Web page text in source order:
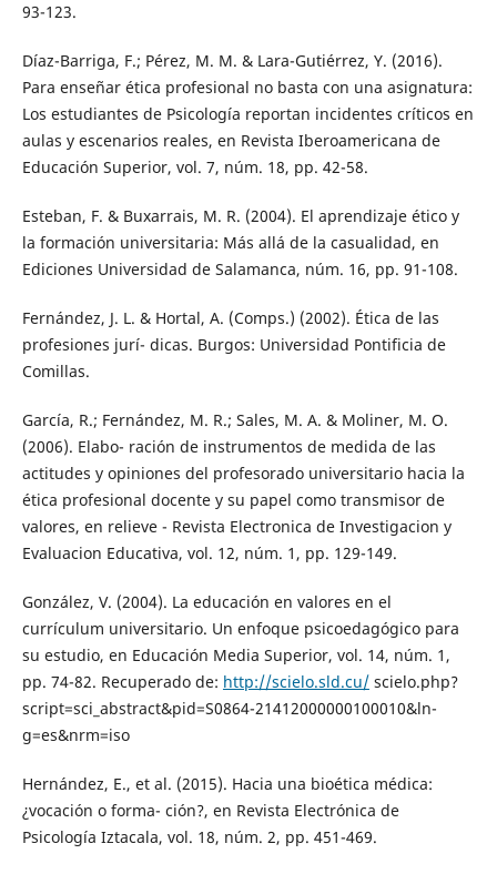
93-123.
Díaz-Barriga, F.; Pérez, M. M. & Lara-Gutiérrez, Y. (2016).
Para enseñar ética profesional no basta con una asignatura:
Los estudiantes de Psicología reportan incidentes críticos en
aulas y escenarios reales, en Revista Iberoamericana de
Educación Superior, vol. 7, núm. 18, pp. 42-58.
Esteban, F. & Buxarrais, M. R. (2004). El aprendizaje ético y
la formación universitaria: Más allá de la casualidad, en
Ediciones Universidad de Salamanca, núm. 16, pp. 91-108.
Fernández, J. L. & Hortal, A. (Comps.) (2002). Ética de las
profesiones jurí- dicas. Burgos: Universidad Pontificia de
Comillas.
García, R.; Fernández, M. R.; Sales, M. A. & Moliner, M. O.
(2006). Elabo- ración de instrumentos de medida de las
actitudes y opiniones del profesorado universitario hacia la
ética profesional docente y su papel como transmisor de
valores, en relieve - Revista Electronica de Investigacion y
Evaluacion Educativa, vol. 12, núm. 1, pp. 129-149.
González, V. (2004). La educación en valores en el
currículum universitario. Un enfoque psicoedagógico para
su estudio, en Educación Media Superior, vol. 14, núm. 1,
pp. 74-82. Recuperado de: http://scielo.sld.cu/scielo.php?
script=sci_abstract&pid=S0864-21412000000100010&ln-
g=es&nrm=iso
Hernández, E., et al. (2015). Hacia una bioética médica:
¿vocación o forma- ción?, en Revista Electrónica de
Psicología Iztacala, vol. 18, núm. 2, pp. 451-469.